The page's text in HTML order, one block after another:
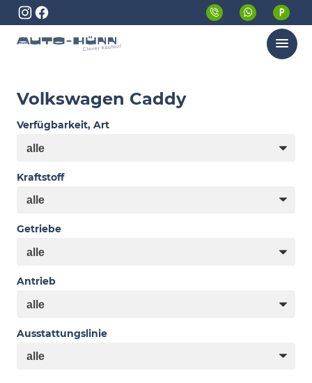
Menü
Volkswagen Caddy
Verfügbarkeit, Art
Kraftstoff
Getriebe
Antrieb
Ausstattungslinie